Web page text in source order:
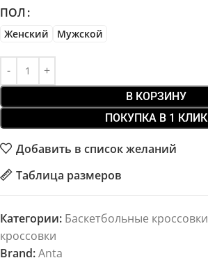
ПОЛ
Женский Мужской
В КОРЗИНУ
ПОКУПКА В 1 КЛИК
Добавить в список желаний
Таблица размеров
Категории: Баскетбольные кроссовки
кроссовки
Brand:Anta